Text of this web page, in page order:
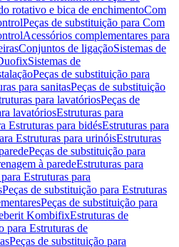
rotativo e bica de enchimentoCom
Peças de substituição para Com
Acessórios complementares para
Conjuntos de ligaçãoSistemas de
Sistemas de
Peças de substituição para
para sanitasPeças de substituição
para lavatóriosPeças de
lavatóriosEstruturas para
Estruturas para bidésEstruturas para
Estruturas para urinóisEstruturas
Peças de substituição para
à paredeEstruturas para
Estruturas para
Peças de substituição para Estruturas
Peças de substituição para
KombifixEstruturas de
para Estruturas de
Peças de substituição para